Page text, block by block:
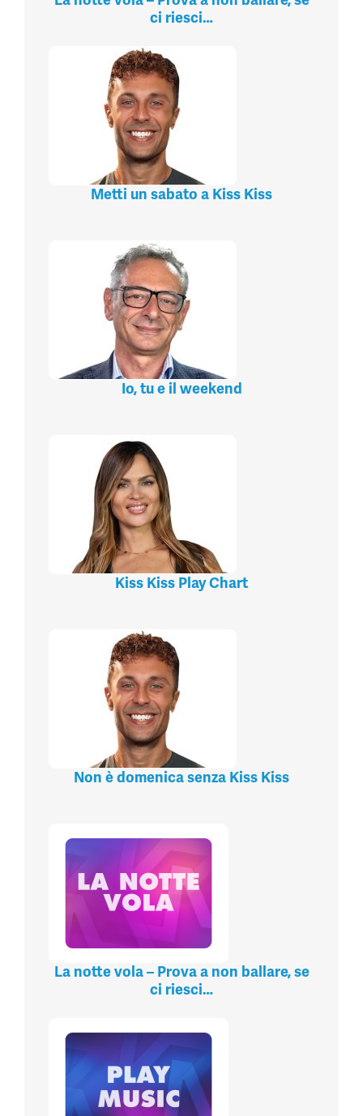
ci riesci…
Metti un sabato a Kiss Kiss
Io, tu e il weekend
Kiss Kiss Play Chart
Non è domenica senza Kiss Kiss
La notte vola – Prova a non ballare, se
ci riesci…